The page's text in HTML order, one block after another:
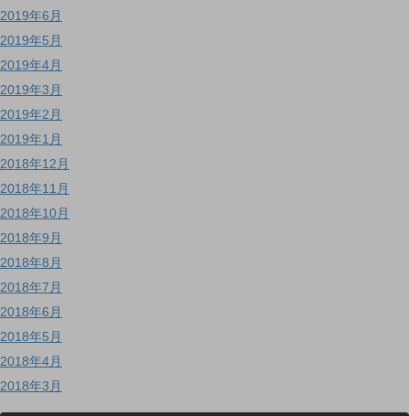
2019年6月
2019年5月
2019年4月
2019年3月
2019年2月
2019年1月
2018年12月
2018年11月
2018年10月
2018年9月
2018年8月
2018年7月
2018年6月
2018年5月
2018年4月
2018年3月